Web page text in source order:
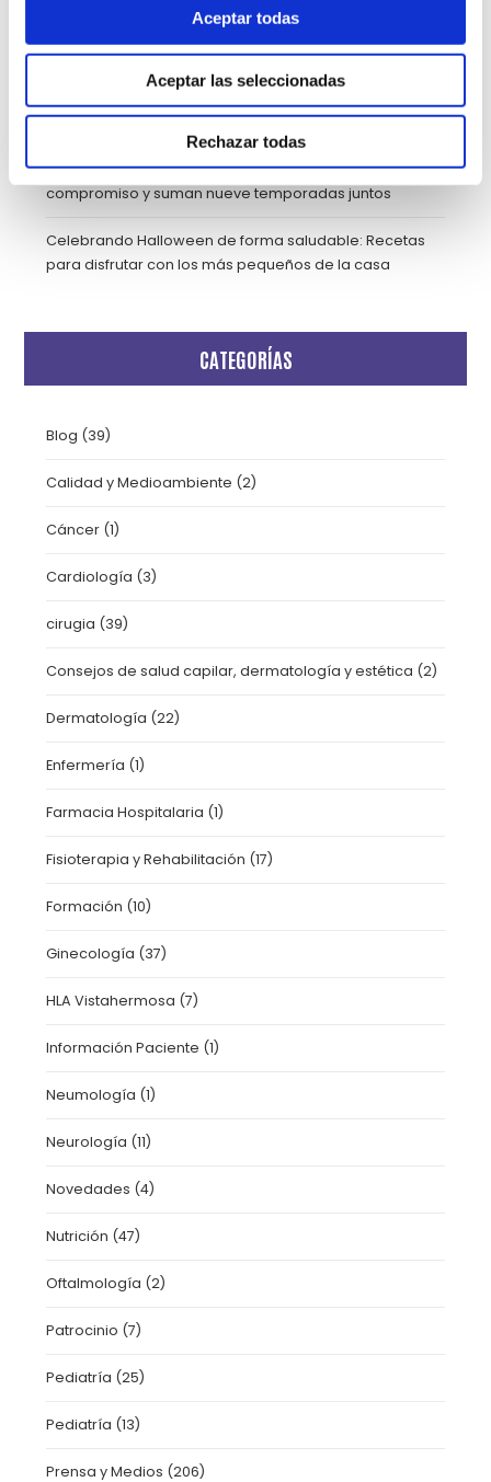
Aceptar todas
Aceptar las seleccionadas
Rechazar todas
Fisioterapia de suelo pélvico
altamente especializada
Lucentum Alicante y Grupo HLA renuevan su
compromiso y suman nueve temporadas juntos
Celebrando Halloween de forma saludable: Recetas
para disfrutar con los más pequeños de la casa
CATEGORÍAS
Blog (39)
Calidad y Medioambiente (2)
Cáncer (1)
Cardiología (3)
cirugia (39)
Consejos de salud capilar, dermatología y estética (2)
Dermatología (22)
Enfermería (1)
Farmacia Hospitalaria (1)
Fisioterapia y Rehabilitación (17)
Formación (10)
Ginecología (37)
HLA Vistahermosa (7)
Información Paciente (1)
Neumología (1)
Neurología (11)
Novedades (4)
Nutrición (47)
Oftalmología (2)
Patrocinio (7)
Pediatría (25)
Pediatría (13)
Prensa y Medios (206)